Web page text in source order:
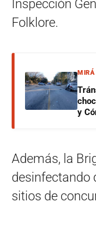
Inspección
Folklore.
MIRÁ
y
Además, la
desinfectando
sitios de